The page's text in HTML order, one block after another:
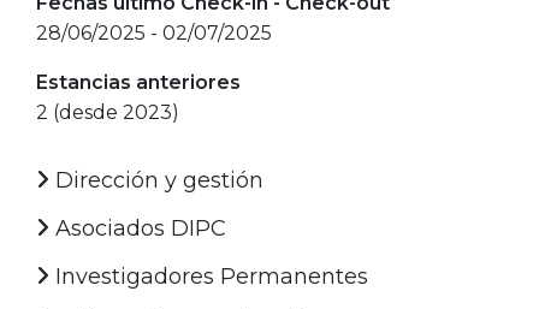
28/06/2025 - 02/07/2025
Estancias anteriores
2 (desde 2023)
Dirección y gestión
Asociados DIPC
Investigadores Permanentes